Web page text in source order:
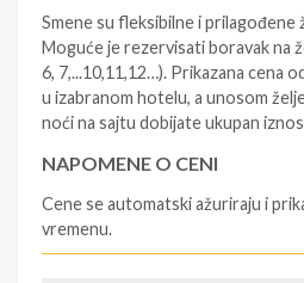
Smene su fleksibilne i prilagođene
Moguće je rezervisati boravak na
6, 7,...10,11,12…). Prikazana cena
u izabranom hotelu, a unosom
noći na sajtu dobijate ukupan
NAPOMENE O CENI
Cene se automatski ažuriraju i
vremenu.